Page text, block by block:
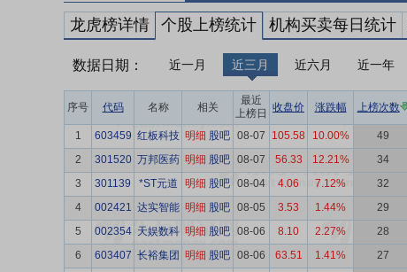
龙虎榜详情 个股上榜统计 机构买卖每日统计
数据日期： 近一月 近三月 近六月 近一年
序号 代码 名称 相关
最近
上榜日
收盘价 涨跌幅 上榜次数
1
603459 红板科技 明细 股吧 08-07 105.58 10.00% 49
2
301520 万邦医药 明细 股吧 08-07 56.33 12.21% 34
3
301139 *ST元道 明细 股吧 08-04 4.06 7.12% 32
4
002421 达实智能 明细 股吧 08-05 3.53 1.44% 29
5
002354 天娱数科 明细 股吧 08-06 8.10 2.27% 28
6
603407 长裕集团 明细 股吧 08-06 63.51 1.41% 27